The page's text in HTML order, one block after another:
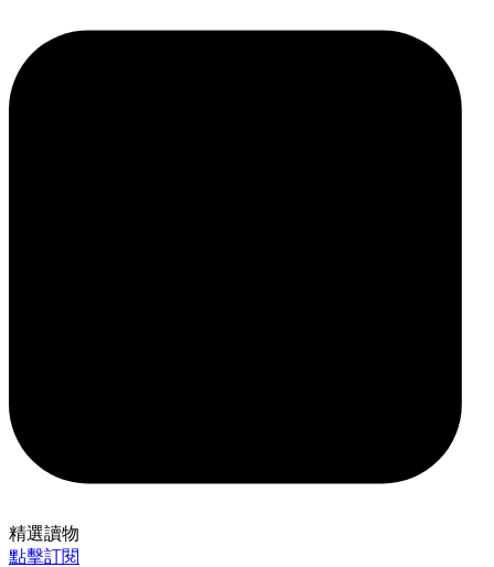
精選讀物
點擊訂閱